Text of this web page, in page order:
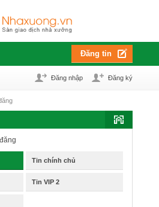
Đăng tin
Đăng nhập Đăng ký
Tin chính chủ
Tin VIP 2